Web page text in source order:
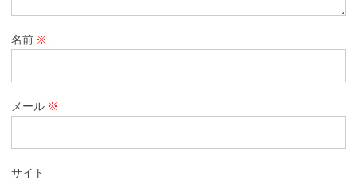
名前 ※
メール ※
サイト